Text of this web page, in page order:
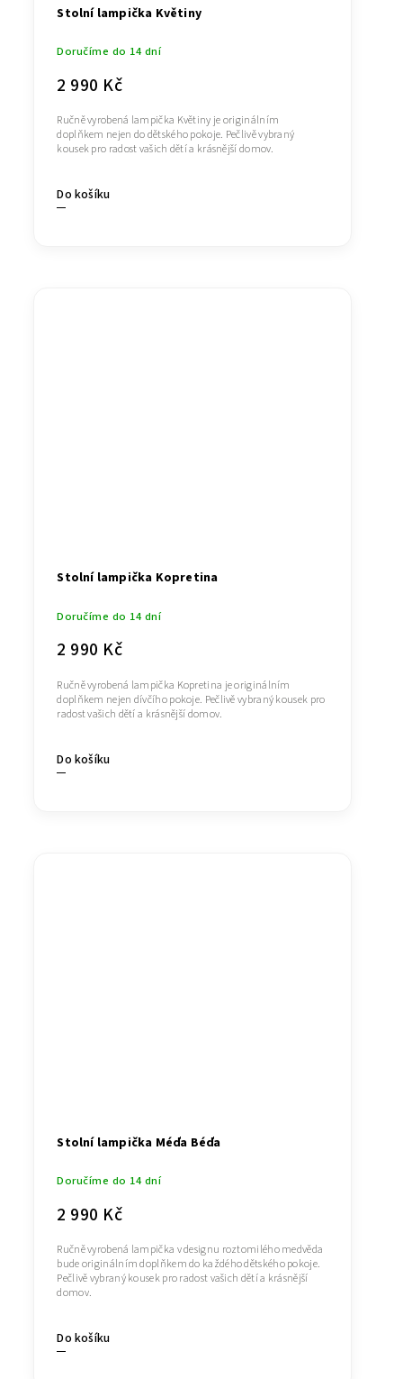
Stolní lampička Květiny
Doručíme do 14 dní
2 990 Kč
Do košíku
Ručně vyrobená lampička Květiny je originálním
doplňkem nejen do dětského pokoje. Pečlivě vybraný
kousek pro radost vašich dětí a krásnější domov.
Stolní lampička Kopretina
Doručíme do 14 dní
2 990 Kč
Do košíku
Ručně vyrobená lampička Kopretina je originálním
doplňkem nejen dívčího pokoje. Pečlivě vybraný kousek pro
radost vašich dětí a krásnější domov.
Stolní lampička Méďa Béďa
Doručíme do 14 dní
2 990 Kč
Do košíku
Ručně vyrobená lampička v designu roztomilého medvěda
bude originálním doplňkem do každého dětského pokoje.
Pečlivě vybraný kousek pro radost vašich dětí a krásnější
domov.